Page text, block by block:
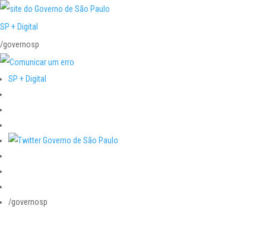
SP + Digital
/governosp
SP + Digital
/governosp